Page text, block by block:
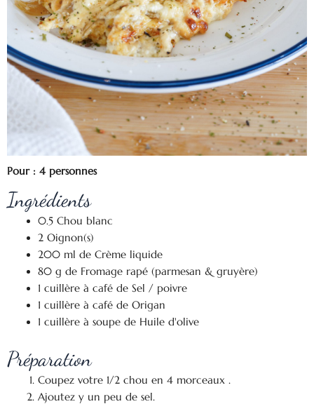
Pour : 4 personnes
Ingrédients
0.5 Chou blanc
2 Oignon(s)
200 ml de Crème liquide
80 g de Fromage rapé (parmesan & gruyère)
1 cuillère à café de Sel / poivre
1 cuillère à café de Origan
1 cuillère à soupe de Huile d'olive
Préparation
Coupez votre 1/2 chou en 4 morceaux .
Ajoutez y un peu de sel.